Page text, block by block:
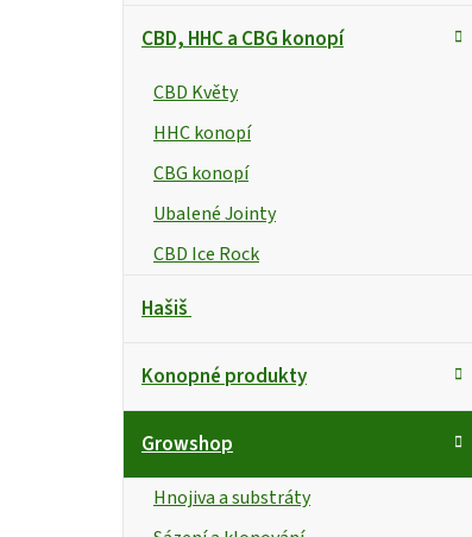
CBD, HHC a CBG konopí
CBD Květy
HHC konopí
CBG konopí
Ubalené Jointy
CBD Ice Rock
Hašiš
Konopné produkty
Growshop
Hnojiva a substráty